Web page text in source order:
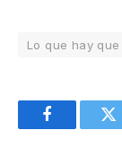
Lo que hay
Facebook